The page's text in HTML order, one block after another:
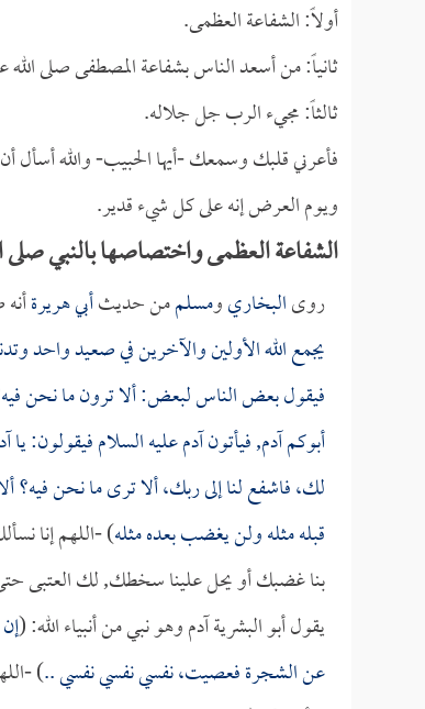
أولاً: الشفاعة العظمى.
ثانياً: من أسعد الناس بشفاعة المصطفى صلى
ثالثاً: مجيء الرب جل جلاله.
فأعرني قلبك وسمعك -أيها الحبيب- والله
ويوم العرض إنه على كل شيء قدير.
الشفاعة العظمى واختصاصها بالنبي صلى
روىالبخاريومسلممن حديثأبي هريرة
يجمع الله الأولين والآخرين في صعيد واحد
فيقول بعض الناس لبعض: ألا ترون ما نحن
أبوكم آدم, فيأتون آدم عليه السلام فيقولون:
لك، فاشفع لنا إلى ربك، ألا ترى ما نحن
قبله مثله ولن يغضب بعده مثله) -اللهم إنا
بنا غضبك أو يحل علينا سخطك, لك العتبى
يقول أبو البشرية آدم وهو نبي من أنبياء الله: (
عن الشجرة فعصيت، نفسي نفسي نفسي ..) -